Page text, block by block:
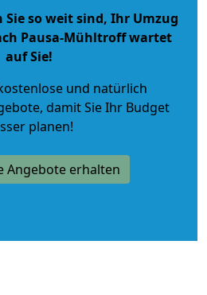
Sie so weit sind, Ihr Umzug
Pausa-Mühltroff wartet
auf Sie!
und natürlich
, damit Sie Ihr Budget
planen!
Angebote erhalten